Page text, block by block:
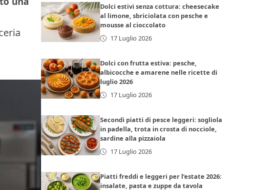
Dolci estivi senza cottura: cheesecake
al limone, sbriciolata con pesche e
mousse al cioccolato
17 Luglio 2026
Dolci con frutta estiva: pesche,
albicocche e amarene nelle ricette di
luglio 2026
17 Luglio 2026
Secondi piatti di pesce leggeri: sogliola
in padella, trota in crosta di nocciole,
sardine alla pizzaiola
17 Luglio 2026
Piatti freddi e leggeri per l’estate 2026:
insalate, pasta e zuppe da tavola